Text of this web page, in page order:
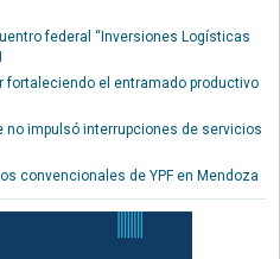
federal “Inversiones Logísticas
fortaleciendo el entramado productivo
no impulsó interrupciones de servicios
convencionales de YPF en Mendoza